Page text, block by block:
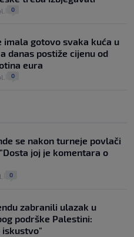
0
imala gotovo svaka kuća u
danas postiže cijenu od
eura
0
se nakon turneje povlači
joj je komentara o
0
zabranili ulazak u
podrške Palestini:
iskustvo"